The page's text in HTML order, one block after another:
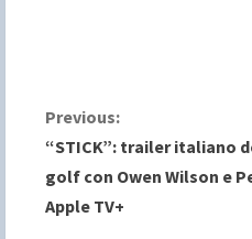
C
o
n
Previous:
“STICK”: trailer italiano
golf con Owen Wilson e
Apple TV+